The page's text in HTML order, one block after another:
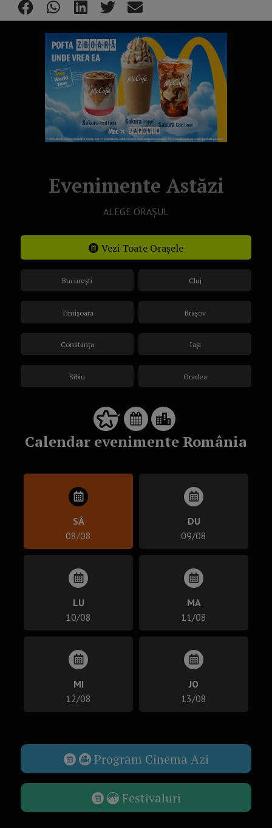
Evenimente Astăzi
ALEGE ORAȘUL
Vezi Toate Orașele
București
Timișoara
Constanța
Sibiu
Cluj
Brașov
Iași
Oradea
Calendar evenimente România
SÂ
08/08
DU
09/08
LU
10/08
MA
11/08
MI
12/08
JO
13/08
Program Cinema Azi
Festivaluri